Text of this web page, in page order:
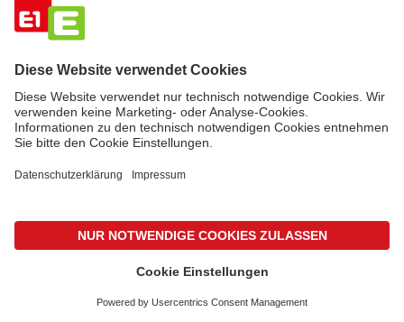
600
Photovoltaikanlagen
Jährlich installieren wir über 600
zum führenden Anbieter in der gesamten
Steiermark gemacht.